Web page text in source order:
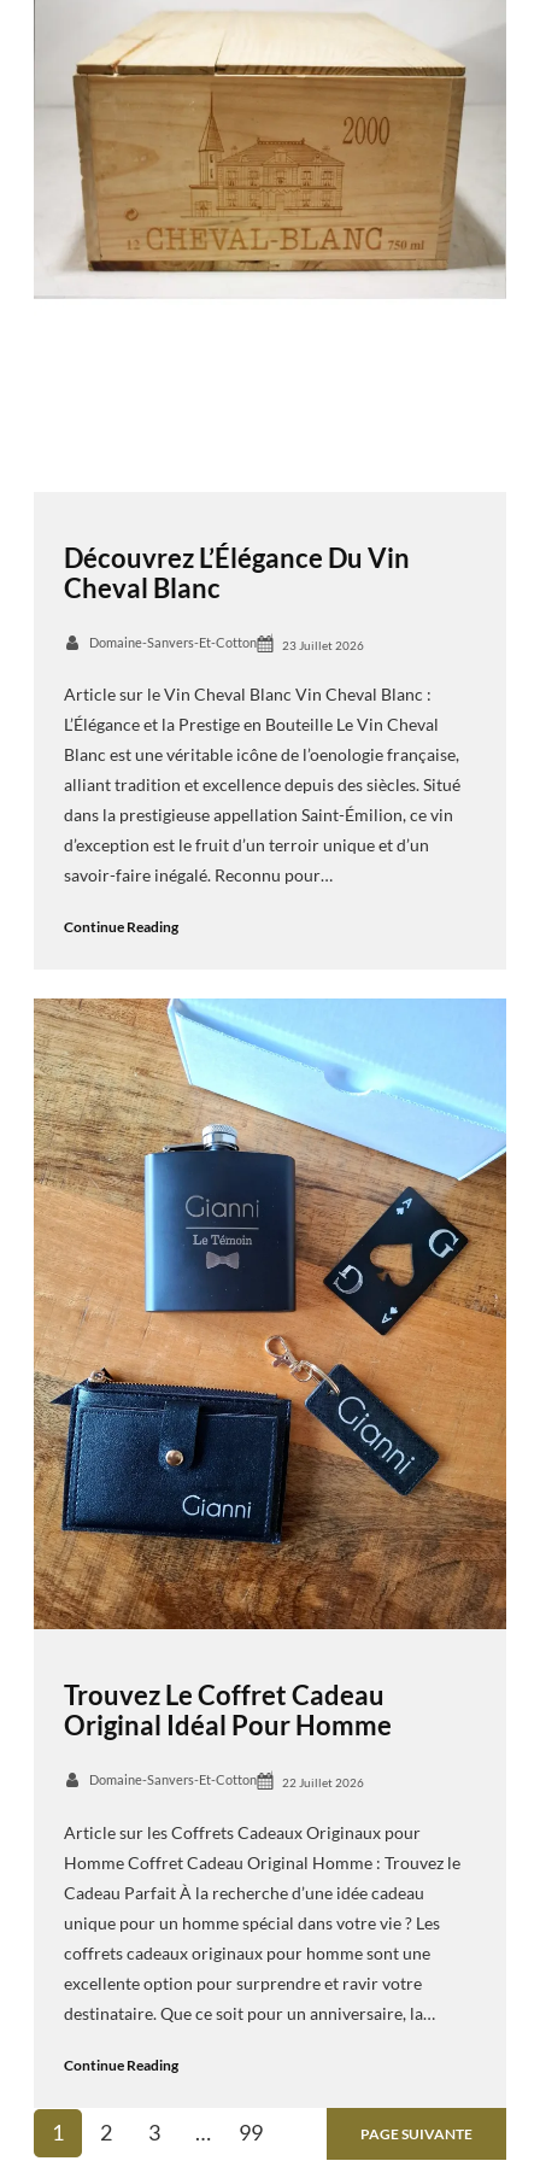
Découvrez L’Élégance Du Vin
Cheval Blanc
Domaine-Sanvers-Et-Cotton 23 Juillet 2026
Article sur le Vin Cheval Blanc Vin Cheval Blanc :
L’Élégance et la Prestige en Bouteille Le Vin Cheval
Blanc est une véritable icône de l’oenologie française,
alliant tradition et excellence depuis des siècles. Situé
dans la prestigieuse appellation Saint-Émilion, ce vin
d’exception est le fruit d’un terroir unique et d’un
savoir-faire inégalé. Reconnu pour…
Continue Reading
Trouvez Le Coffret Cadeau
Original Idéal Pour Homme
Domaine-Sanvers-Et-Cotton 22 Juillet 2026
Article sur les Coffrets Cadeaux Originaux pour
Homme Coffret Cadeau Original Homme : Trouvez le
Cadeau Parfait À la recherche d’une idée cadeau
unique pour un homme spécial dans votre vie ? Les
coffrets cadeaux originaux pour homme sont une
excellente option pour surprendre et ravir votre
destinataire. Que ce soit pour un anniversaire, la…
Continue Reading
1 2 3 … 99 PAGE SUIVANTE